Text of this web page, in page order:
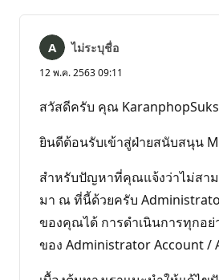
ไม่ระบุชื่อ
12 พ.ค. 2563 09:11
สวัสดีครับ คุณ
ยินดีต้อนรับเข้าสู่ฝ่ายสนับสนุน
สำหรับปัญหาที่คุณแจ้งว่าไม่สาม
มา ณ ที่นี้ด้วยครับ
ของคุณได้ การดำเนินการทุกอ
ของ Administrator Account /